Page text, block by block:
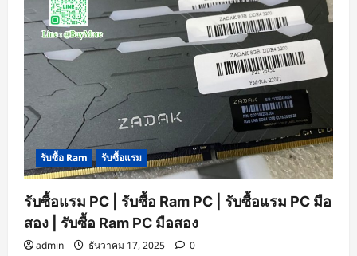
รับซื้อ Ram รับซื้อแรม
รับซื้อแรม PC | รับซื้อ Ram PC | รับซื้อแรม PC มือ
สอง | รับซื้อ Ram PC มือสอง
admin ธันวาคม 17, 2025
0